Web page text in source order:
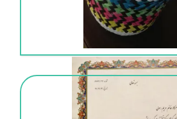
تقدیرنامه از مدیر کل